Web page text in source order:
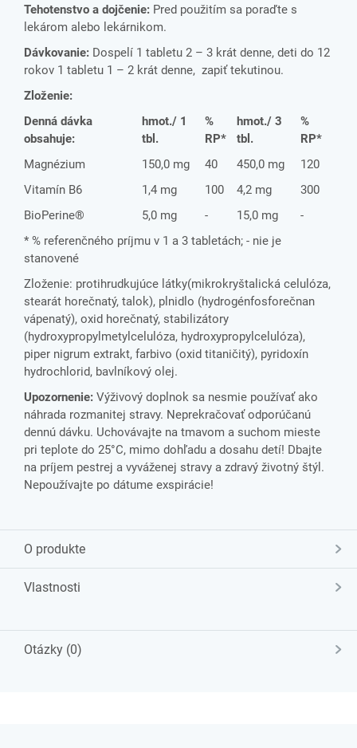
Tehotenstvo a dojčenie: Pred použitím sa poraďte s
lekárom alebo lekárnikom.
Dávkovanie: Dospelí 1 tabletu 2 – 3 krát denne, deti do 12
rokov 1 tabletu 1 – 2 krát denne, zapiť tekutinou.
Zloženie:
Denná dávka
obsahuje:
hmot./ 1
tbl.
%
RP*
hmot./ 3
tbl.
%
RP*
Magnézium
150,0 mg 40 450,0 mg
120
Vitamín B6
1,4 mg 100 4,2 mg
300
BioPerine®
5,0 mg - 15,0 mg
-
* % referenčného príjmu v 1 a 3 tabletách; - nie je
stanovené
Zloženie: protihrudkujúce látky(mikrokryštalická celulóza,
stearát horečnatý, talok), plnidlo (hydrogénfosforečnan
vápenatý), oxid horečnatý, stabilizátory
(hydroxypropylmetylcelulóza, hydroxypropylcelulóza),
piper nigrum extrakt, farbivo (oxid titaničitý), pyridoxín
hydrochlorid, bavlníkový olej.
Upozornenie: Výživový doplnok sa nesmie používať ako
náhrada rozmanitej stravy. Neprekračovať odporúčanú
dennú dávku. Uchovávajte na tmavom a suchom mieste
pri teplote do 25°C, mimo dohľadu a dosahu detí! Dbajte
na príjem pestrej a vyváženej stravy a zdravý životný štýl.
Nepoužívajte po dátume exspirácie!
O produkte
Vlastnosti
Otázky (0)